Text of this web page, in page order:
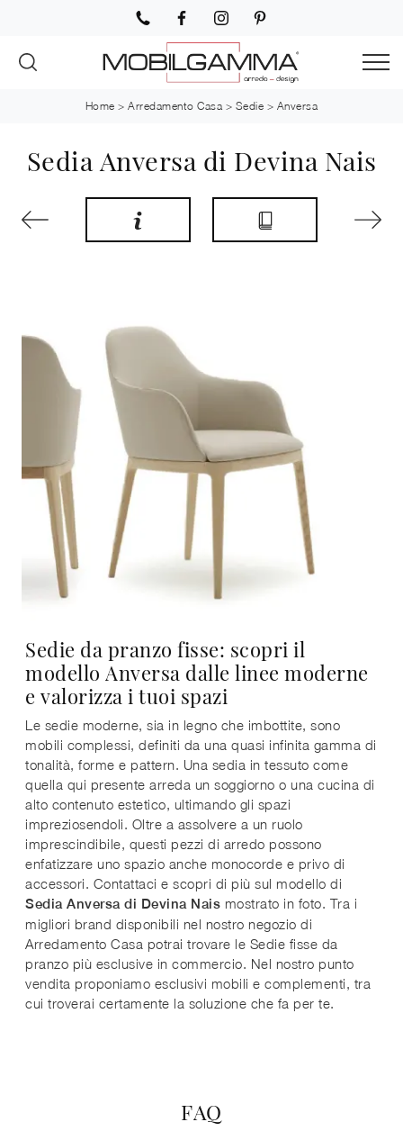
Home >Arredamento Casa > Sedie > Anversa
Sedia Anversa di Devina Nais
Sedie da pranzo fisse: scopri il
modello Anversa dalle linee moderne
e valorizza i tuoi spazi
Le sedie moderne, sia in legno che imbottite, sono
mobili complessi, definiti da una quasi infinita gamma di
tonalità, forme e pattern. Una sedia in tessuto come
quella qui presente arreda un soggiorno o una cucina di
alto contenuto estetico, ultimando gli spazi
impreziosendoli. Oltre a assolvere a un ruolo
imprescindibile, questi pezzi di arredo possono
enfatizzare uno spazio anche monocorde e privo di
accessori. Contattaci e scopri di più sul modello di
Sedia Anversa di Devina Nais mostrato in foto. Tra i
migliori brand disponibili nel nostro negozio di
Arredamento Casa potrai trovare le Sedie fisse da
pranzo più esclusive in commercio. Nel nostro punto
vendita proponiamo esclusivi mobili e complementi, tra
cui troverai certamente la soluzione che fa per te.
FAQ